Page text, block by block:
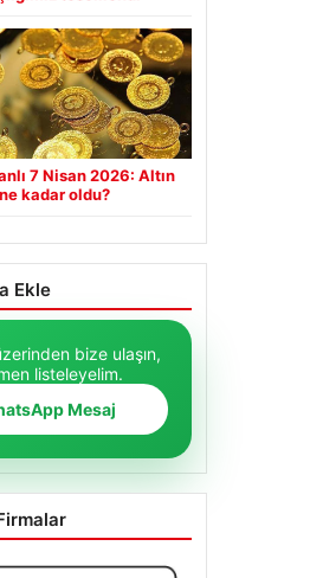
7 Nisan 2026: Altın
kadar oldu?
Ekle
bize ulaşın,
listeleyelim.
Mesaj